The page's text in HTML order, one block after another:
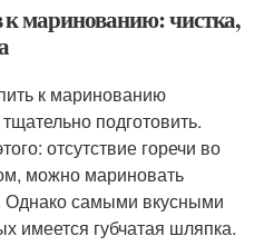
к маринованию: чистка,
к маринованию
подготовить.
отсутствие горечи во
можно мариновать
Однако самыми вкусными
имеется губчатая шляпка.